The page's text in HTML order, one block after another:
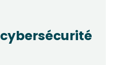
cybersécurité